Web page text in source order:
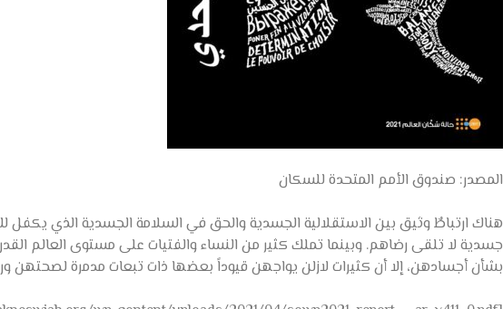
المصدر: صندوق الأمم المتحدة للسكان
هناك ارتباطٌ وثيق بين الاستقلالية الجسدية والحق في السلامة الجسدية الذي
جسدية لا تلقى رضاهم. وبينما تملك كثير من النساء والفتيات على مستوى العالم
بشأن أجسادهن، إلا أن كثيرات لازلن يواجهن قيوداً بعضها ذات تبعات مدمرة لصحتهن